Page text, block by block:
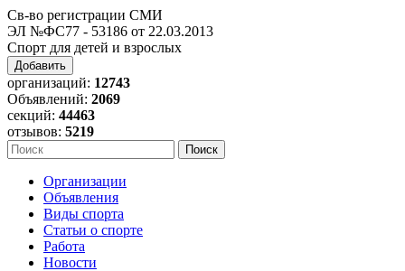
Св-во регистрации СМИ
ЭЛ №ФС77 - 53186 от 22.03.2013
Спорт для детей и взрослых
Добавить
организаций: 12743
Объявлений: 2069
секций: 44463
отзывов: 5219
Организации
Объявления
Виды спорта
Статьи о спорте
Работа
Новости